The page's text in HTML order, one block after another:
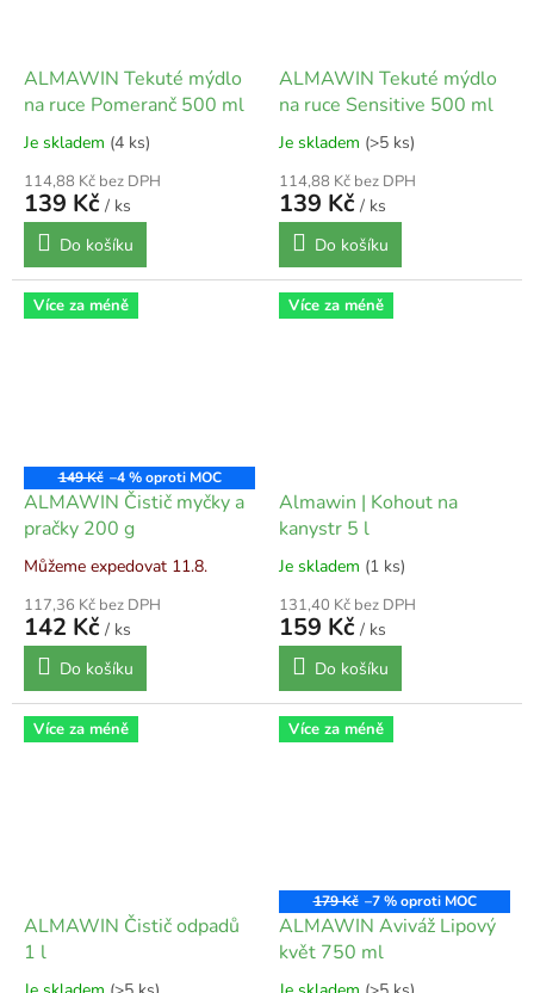
ALMAWIN Tekuté mýdlo
na ruce Pomeranč 500 ml
Je skladem (4 ks)
114,88 Kč bez DPH
139 Kč / ks
Do košíku
ALMAWIN Tekuté mýdlo
na ruce Sensitive 500 ml
Je skladem (>5 ks)
114,88 Kč bez DPH
139 Kč / ks
Do košíku
Více za méně
149 Kč –4 %
ALMAWIN Čistič myčky a
pračky 200 g
Můžeme expedovat 11.8.
117,36 Kč bez DPH
142 Kč / ks
Do košíku
Více za méně
Almawin | Kohout na
kanystr 5 l
Je skladem (1 ks)
131,40 Kč bez DPH
159 Kč / ks
Do košíku
Více za méně
ALMAWIN Čistič odpadů
1 l
Více za méně
179 Kč –7 %
ALMAWIN Aviváž Lipový
květ 750 ml